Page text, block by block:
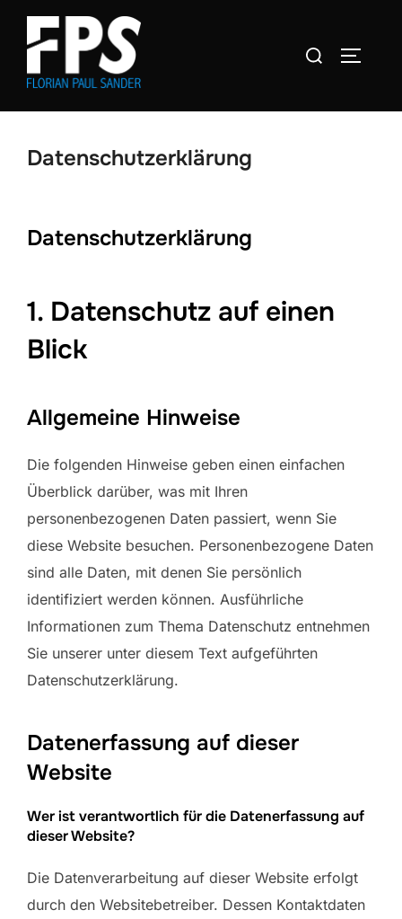
Zum
Inhalt
Suchen
Datenschutzerklärung
Datenschutz­erklärung
1. Datenschutz auf einen
Blick
Allgemeine Hinweise
Die folgenden Hinweise geben einen einfachen
Überblick darüber, was mit Ihren
personenbezogenen Daten passiert, wenn Sie
diese Website besuchen. Personenbezogene Daten
sind alle Daten, mit denen Sie persönlich
identifiziert werden können. Ausführliche
Informationen zum Thema Datenschutz entnehmen
Sie unserer unter diesem Text aufgeführten
Datenschutzerklärung.
Datenerfassung auf dieser
Website
Wer ist verantwortlich für die Datenerfassung auf
dieser Website?
Die Datenverarbeitung auf dieser Website erfolgt
durch den Websitebetreiber. Dessen Kontaktdaten